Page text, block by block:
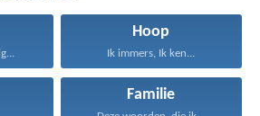
Hoop
Ik immers, Ik ken...
Familie